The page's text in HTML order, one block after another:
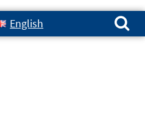
English
Suchen nach: